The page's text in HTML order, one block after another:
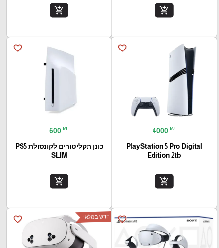
add_shopping_cart
add_shopping_cart
favorite_border
4000 ₪
PlayStation 5 Pro Digital
Edition 2tb
add_shopping_cart
favorite_border
600 ₪
כונן תקליטורים לקונסולת PS5
SLIM
add_shopping_cart
favorite_border
favorite_border חדש במלאי